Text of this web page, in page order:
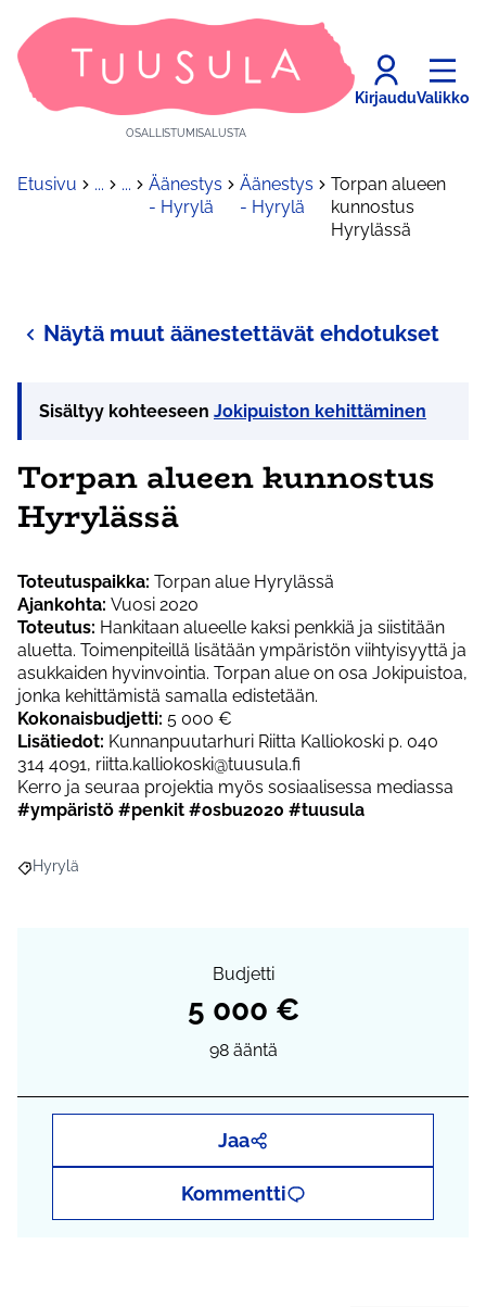
OSALLISTUMISALUSTA
KirjauduValikko
Etusivu ... ...
Äänestys
- Hyrylä
Äänestys
- Hyrylä
Torpan alueen
kunnostus
Hyrylässä
Näytä muut äänestettävät ehdotukset
Sisältyy kohteeseen Jokipuiston kehittäminen
Torpan alueen kunnostus
Hyrylässä
Toteutuspaikka: Torpan alue Hyrylässä
Ajankohta: Vuosi 2020
Toteutus: Hankitaan alueelle kaksi penkkiä ja siistitään
aluetta. Toimenpiteillä lisätään ympäristön viihtyisyyttä ja
asukkaiden hyvinvointia. Torpan alue on osa Jokipuistoa,
jonka kehittämistä samalla edistetään.
Kokonaisbudjetti: 5 000 €
Lisätiedot: Kunnanpuutarhuri Riitta Kalliokoski p. 040
314 4091, riitta.kalliokoski@tuusula.fi
Kerro ja seuraa projektia myös sosiaalisessa mediassa
#ympäristö #penkit #osbu2020 #tuusula
Rajaa tulokset aihepiirin mukaan: Hyrylä
Hyrylä
Budjetti
5 000 €
98 ääntä
Jaa
Kommentti